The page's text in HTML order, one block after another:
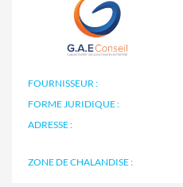
FOURNISSEUR :
FORME JURIDIQUE :
ADRESSE :
ZONE DE CHALANDISE :